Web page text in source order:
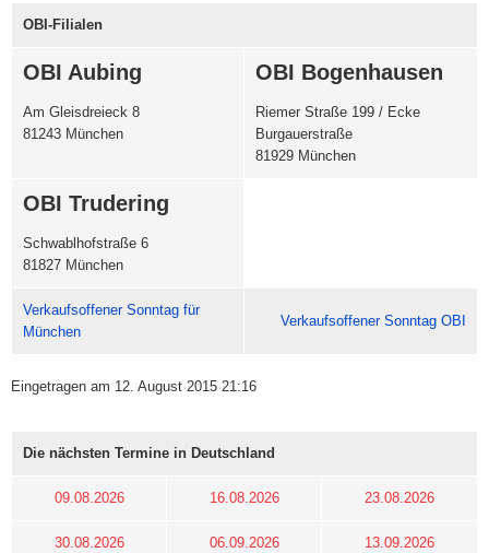
OBI-Filialen
OBI Aubing
Am Gleisdreieck 8
81243 München
OBI Bogenhausen
Riemer Straße 199 / Ecke
Burgauerstraße
81929 München
OBI Trudering
Schwablhofstraße 6
81827 München
Verkaufsoffener Sonntag für
München
Verkaufsoffener Sonntag OBI
Eingetragen am 12. August 2015 21:16
Die nächsten Termine in Deutschland
09.08.2026 16.08.2026 23.08.2026
30.08.2026 06.09.2026 13.09.2026